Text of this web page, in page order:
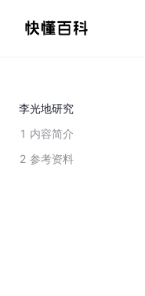
李光地研究
1 内容简介
2 参考资料